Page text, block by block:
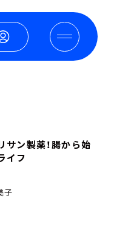
サン製薬！腸から始
イフ
子